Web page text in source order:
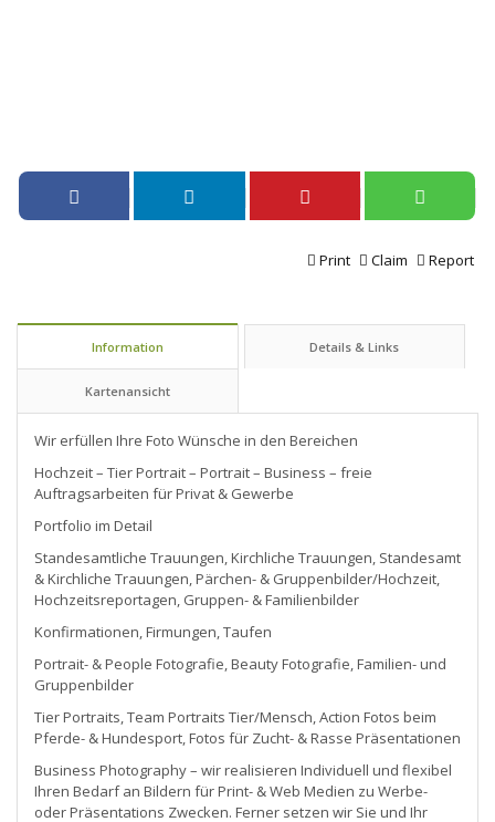
Report
Claim
Print
Information Details & Links
Kartenansicht
Wir erfüllen Ihre Foto Wünsche in den Bereichen
Hochzeit – Tier Portrait – Portrait – Business – freie
Auftragsarbeiten für Privat & Gewerbe
Portfolio im Detail
Standesamtliche Trauungen, Kirchliche Trauungen, Standesamt
& Kirchliche Trauungen, Pärchen- & Gruppenbilder/Hochzeit,
Hochzeitsreportagen, Gruppen- & Familienbilder
Konfirmationen, Firmungen, Taufen
Portrait- & People Fotografie, Beauty Fotografie, Familien- und
Gruppenbilder
Tier Portraits, Team Portraits Tier/Mensch, Action Fotos beim
Pferde- & Hundesport, Fotos für Zucht- & Rasse Präsentationen
Business Photography – wir realisieren Individuell und flexibel
Ihren Bedarf an Bildern für Print- & Web Medien zu Werbe-
oder Präsentations Zwecken. Ferner setzen wir Sie und Ihr